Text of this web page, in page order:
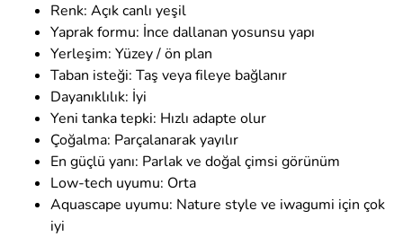
Renk: Açık canlı yeşil
Yaprak formu: İnce dallanan yosunsu yapı
Yerleşim: Yüzey / ön plan
Taban isteği: Taş veya fileye bağlanır
Dayanıklılık: İyi
Yeni tanka tepki: Hızlı adapte olur
Çoğalma: Parçalanarak yayılır
En güçlü yanı: Parlak ve doğal çimsi görünüm
Low-tech uyumu: Orta
Aquascape uyumu: Nature style ve iwagumi için çok
iyi